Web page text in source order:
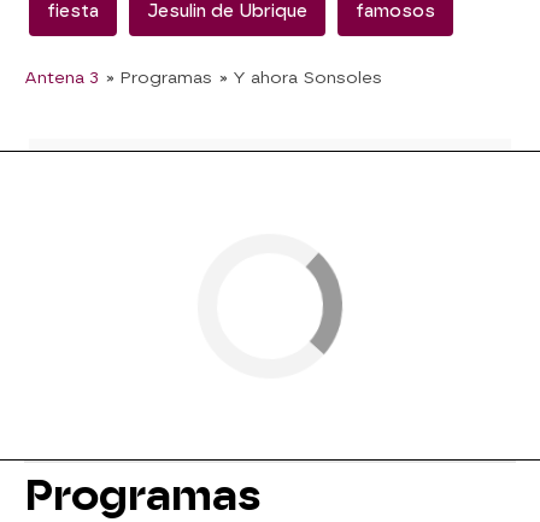
fiesta Jesulin de Ubrique famosos
Antena 3 » Programas » Y ahora Sonsoles
Programas